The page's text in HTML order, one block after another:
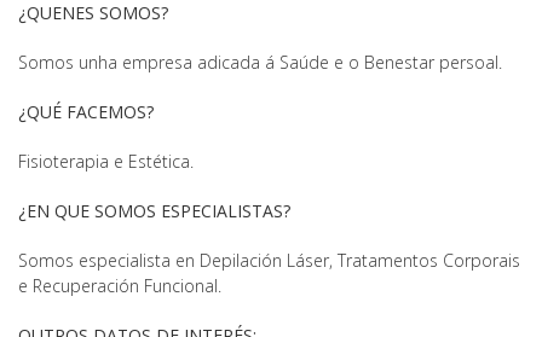
¿QUENES SOMOS?
Somos unha empresa adicada á Saúde e o Benestar persoal.
¿QUÉ FACEMOS?
Fisioterapia e Estética.
¿EN QUE SOMOS ESPECIALISTAS?
Somos especialista en Depilación Láser, Tratamentos Corporais
e Recuperación Funcional.